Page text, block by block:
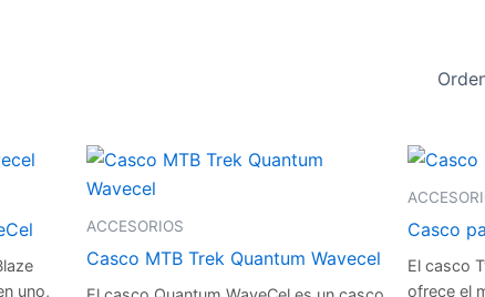
uno,
Este
producto
variantes.
ACCESORIOS
Casco MTB Trek Quantum Wavecel
variantes.
Casco
El casco
ofrece el